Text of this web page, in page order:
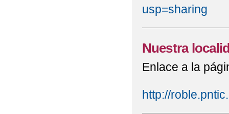
usp=sharing
Nuestra
Enlace a la
http://